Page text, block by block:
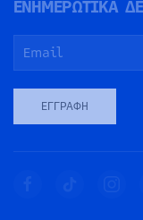
ΕΝΗΜΕΡΩΤΙΚΑ
ΕΓΓΡΑΦΉ